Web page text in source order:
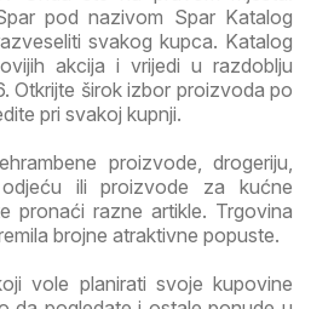
pod nazivom Spar Katalog
svakog kupca. Katalog
akcija i vrijedi u razdoblju
Otkrijte širok izbor proizvoda po
pri svakoj kupnji.
proizvode, drogeriju,
ili proizvode za kućne
pronaći razne artikle. Trgovina
brojne atraktivne popuste.
vole planirati svoje kupovine